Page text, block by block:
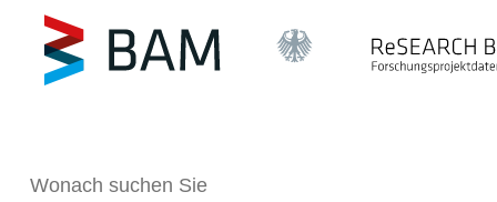
BAM
Wonach suchen Sie